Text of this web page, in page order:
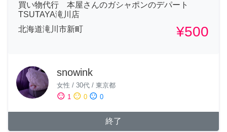
買い物代行 本屋さんのガシャポンのデパート
TSUTAYA滝川店
北海道滝川市新町
¥500
snowink
女性 / 30代 / 東京都
sentiment_satisfied 1 sentiment_neutral 0 sentiment_dissatisfied 0
終了